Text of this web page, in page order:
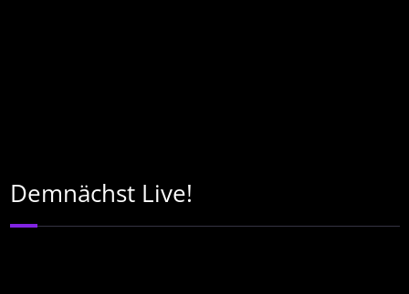
Demnächst Live!